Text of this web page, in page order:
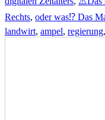
Rechts, oder was⁉️ Das
landwirt, ampel, regierung,